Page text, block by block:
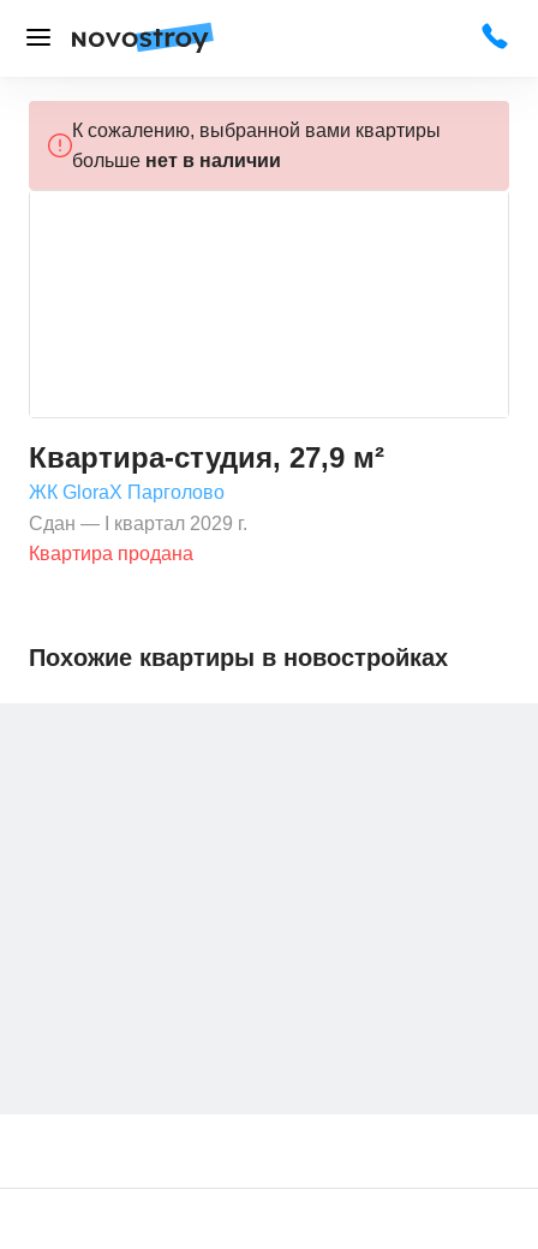
К сожалению, выбранной вами квартиры
больше нет в наличии
Квартира-студия, 27,9 м²
ЖК GloraX Парголово
Сдан — I квартал 2029 г.
Квартира продана
Похожие квартиры в новостройках